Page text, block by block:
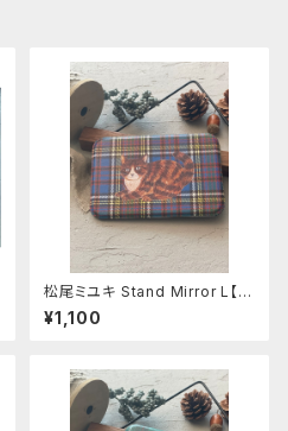
松尾ミユキ Stand Mirror L【M
aron】
¥1,100